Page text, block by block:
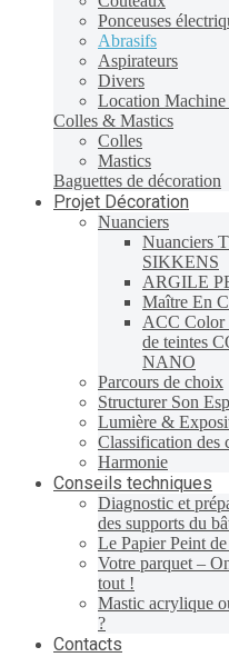
Ponceuses
Abrasifs
Aspirateurs
Divers
Location Machine
Colles & Mastics
Colles
Mastics
Baguettes de décoration
Projet Décoration
Nuanciers
Nuanciers
SIKKENS
ARGILE
Maître En
ACC Color
de teintes
NANO
Parcours de choix
Structurer Son
Lumière &
Classification des
Harmonie
Conseils techniques
Diagnostic et
des supports du
Le Papier Peint
Votre parquet –
tout !
Mastic acrylique
?
Contacts